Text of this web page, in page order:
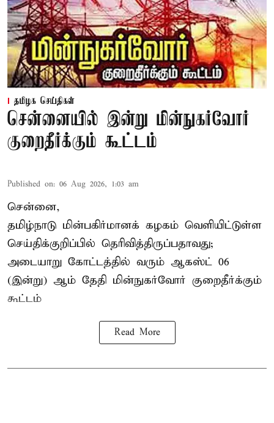
தமிழக செய்திகள்
சென்னையில் இன்று மின்நுகர்வோர்
குறைதீர்க்கும் கூட்டம்
Published on: 06 Aug 2026, 1:03 am
சென்னை,
தமிழ்நாடு மின்பகிர்மானக் கழகம் வெளியிட்டுள்ள
செய்திக்குறிப்பில் தெரிவித்திருப்பதாவது;
அடையாறு கோட்டத்தில் வரும் ஆகஸ்ட் 06
(இன்று) ஆம் தேதி மின்நுகர்வோர் குறைதீர்க்கும்
கூட்டம்
Read More